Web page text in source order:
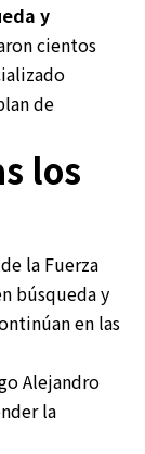
y
cientos
de
los
la Fuerza
búsqueda y
en las
Alejandro
la